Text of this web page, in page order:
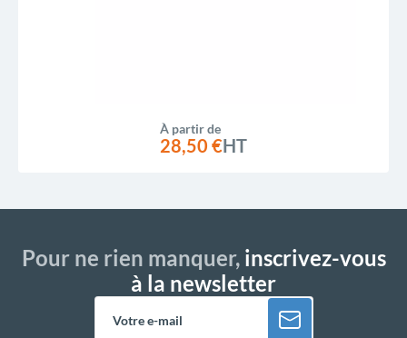
À partir de
28,50 €HT
Pour ne rien manquer,inscrivez-vous
à la newsletter